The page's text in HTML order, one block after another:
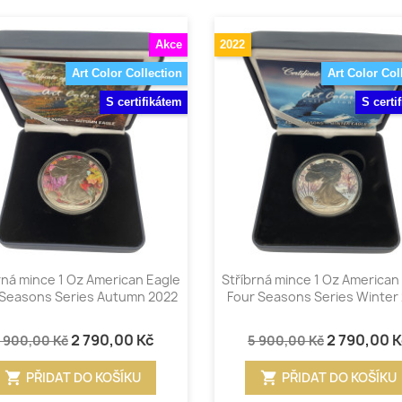
Akce
Art Color Collection
S certifikátem
Rychlý náhled
mince 1 Oz American Eagle
Series Autumn 2022
900,00 Kč2 790,00 Kč
shopping_cart PŘIDAT DO KOŠÍKU
Art Color
2022
S
Rychlý náhled
Stříbrná mince 1 Oz American
Four Seasons Series Winter
5 900,00 Kč2 790,00
shopping_cart PŘIDAT DO KOŠÍKU